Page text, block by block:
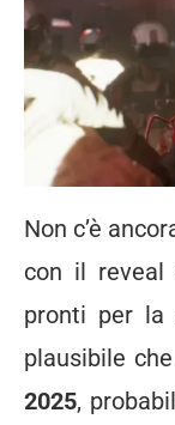
Non c’è
con il
pronti per la
plausibile
2025,